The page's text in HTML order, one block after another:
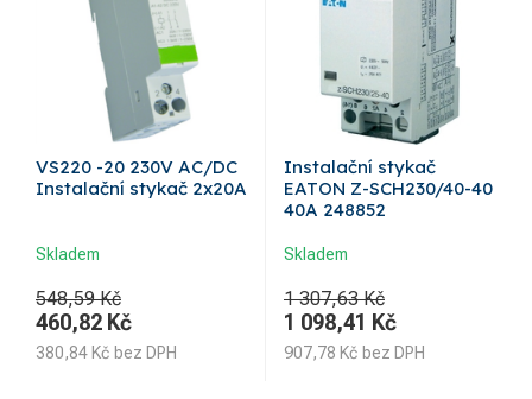
VS220 -20 230V AC/DC
Instalační stykač 2x20A
Skladem
548,59 Kč
460,82 Kč
380,84 Kč bez DPH
Instalační stykač
EATON Z-SCH230/40-40
40A 248852
Skladem
1 307,63 Kč
1 098,41 Kč
907,78 Kč bez DPH